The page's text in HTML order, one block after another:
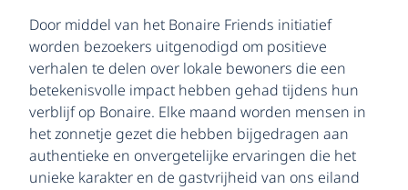
Door middel van het Bonaire Friends initiatief
worden bezoekers uitgenodigd om positieve
verhalen te delen over lokale bewoners die een
betekenisvolle impact hebben gehad tijdens hun
verblijf op Bonaire. Elke maand worden mensen in
het zonnetje gezet die hebben bijgedragen aan
authentieke en onvergetelijke ervaringen die het
unieke karakter en de gastvrijheid van ons eiland